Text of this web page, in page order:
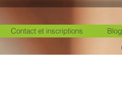
Contact et inscriptions Blog